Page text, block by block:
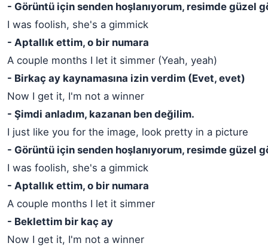
- Görüntü için senden hoşlanıyorum, resimde güzel
I was foolish, she's a gimmick
- Aptallık ettim, o bir numara
A couple months I let it simmer (Yeah, yeah)
- Birkaç ay kaynamasına izin verdim (Evet, evet)
Now I get it, I'm not a winner
- Şimdi anladım, kazanan ben değilim.
I just like you for the image, look pretty in a picture
- Görüntü için senden hoşlanıyorum, resimde güzel
I was foolish, she's a gimmick
- Aptallık ettim, o bir numara
A couple months I let it simmer
- Beklettim bir kaç ay
Now I get it, I'm not a winner